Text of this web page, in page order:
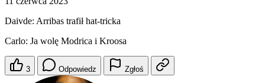
Daivde: Arribas trafił hat-tricka
Carlo: Ja wolę Modrica i Kroosa
3 Odpowiedz Zgłoś